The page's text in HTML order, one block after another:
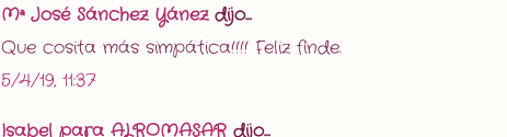
Mª José Sánchez Yánezdijo...
Que cosita más simpática!!!! Feliz finde.
5/4/19, 11:37
Isabel para ALROMASAR dijo...